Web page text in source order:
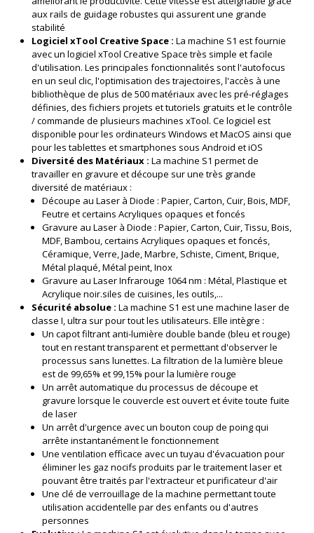
aux rails de guidage robustes qui assurent une grande
stabilité
Logiciel xTool Creative Space : La machine S1 est fournie
avec un logiciel xTool Creative Space très simple et facile
d'utilisation. Les principales fonctionnalités sont l'autofocus
en un seul clic, l'optimisation des trajectoires, l'accès à une
bibliothèque de plus de 500 matériaux avec les pré-réglages
définies, des fichiers projets et tutoriels gratuits et le contrôle
/ commande de plusieurs machines xTool. Ce logiciel est
disponible pour les ordinateurs Windows et MacOS ainsi que
pour les tablettes et smartphones sous Android et iOS
Diversité des Matériaux : La machine S1 permet de
travailler en gravure et découpe sur une très grande
diversité de matériaux :
Découpe au Laser à Diode : Papier, Carton, Cuir, Bois, MDF,
Feutre et certains Acryliques opaques et foncés
Gravure au Laser à Diode : Papier, Carton, Cuir, Tissu, Bois,
MDF, Bambou, certains Acryliques opaques et foncés,
Céramique, Verre, Jade, Marbre, Schiste, Ciment, Brique,
Métal plaqué, Métal peint, Inox
Gravure au Laser Infrarouge 1064 nm : Métal, Plastique et
Acrylique noir.siles de cuisines, les outils,...
Sécurité absolue : La machine S1 est une machine laser de
classe I, ultra sur pour tout les utilisateurs. Elle intègre :
Un capot filtrant anti-lumière double bande (bleu et rouge)
tout en restant transparent et permettant d'observer le
processus sans lunettes. La filtration de la lumière bleue
est de 99,65% et 99,15% pour la lumière rouge
Un arrêt automatique du processus de découpe et
gravure lorsque le couvercle est ouvert et évite toute fuite
de laser
Un arrêt d'urgence avec un bouton coup de poing qui
arrête instantanément le fonctionnement
Une ventilation efficace avec un tuyau d'évacuation pour
éliminer les gaz nocifs produits par le traitement laser et
pouvant être traités par l'extracteur et purificateur d'air
Une clé de verrouillage de la machine permettant toute
utilisation accidentelle par des enfants ou d'autres
personnes